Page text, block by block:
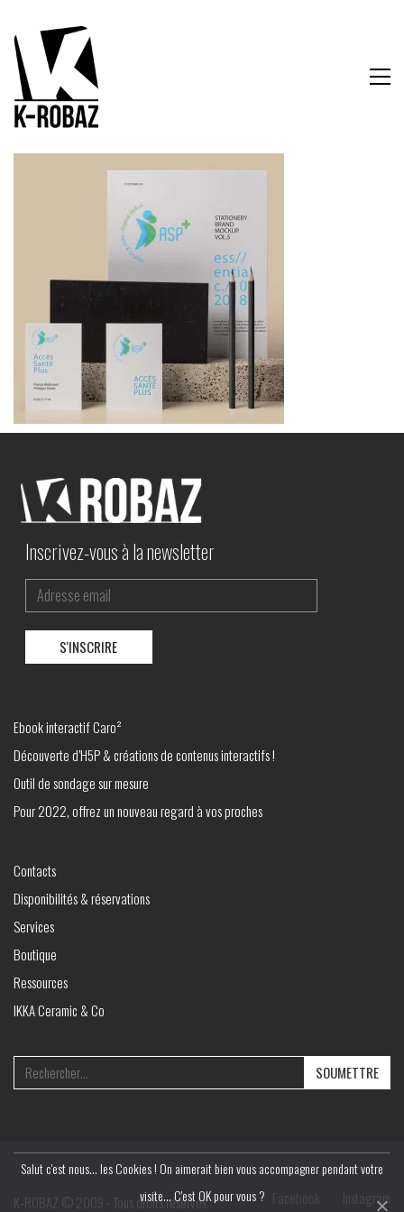
Inscrivez-vous à la newsletter
Ebook interactif Caro²
Découverte d’H5P & créations de contenus interactifs !
Outil de sondage sur mesure
Pour 2022, offrez un nouveau regard à vos proches
Contacts
Disponibilités & réservations
Services
Boutique
Ressources
IKKA Ceramic & Co
Search
for:
Instagram
K‑ROBAZ © 2009 - Tous droits réservés
Salut c'est nous... les Cookies ! On aimerait bien vous accompagner pendant votre
visite... C'est OK pour vous ?